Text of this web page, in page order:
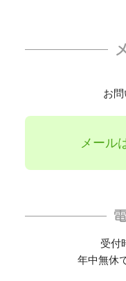
お
メール
受付
年中無休